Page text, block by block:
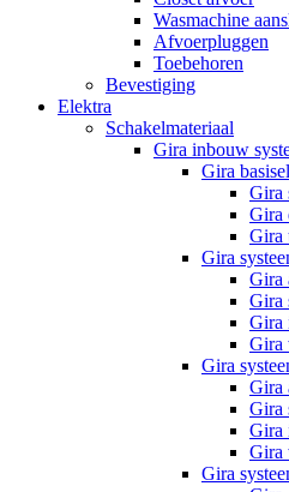
Wasmachine
Afvoerpluggen
Toebehoren
Bevestiging
Elektra
Schakelmateriaal
Gira inbouw
Gira
Gira
Gira
Gira
Gira
Gira
Gira
Gira
Gira
Gira
Gira
Gira
Gira
Gira
Gira